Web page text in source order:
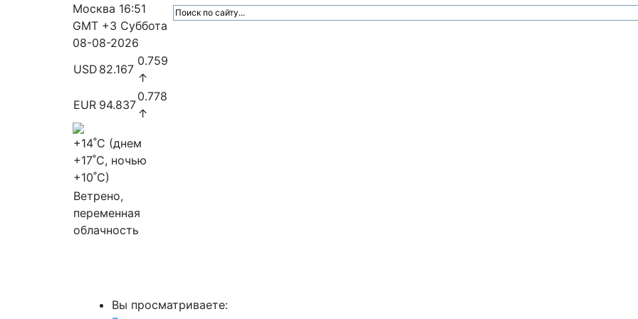
Москва 16:51
GMT +3 Суббота
08-08-2026
USD 82.167
0.759
↑
EUR 94.837
0.778
↑
+14˚C (днем
+17˚C, ночью
+10˚C)
Ветрено,
переменная
облачность
Вы просматриваете: